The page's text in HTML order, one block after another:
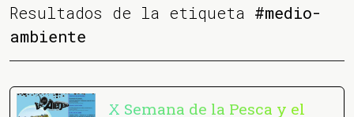
Resultados de la etiqueta #medio-
ambiente
X Semana de la Pesca y el